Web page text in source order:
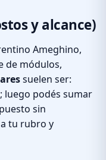
y alcance)
Ameghino,
de módulos,
suelen ser:
; luego podés sumar
sin
tu rubro y